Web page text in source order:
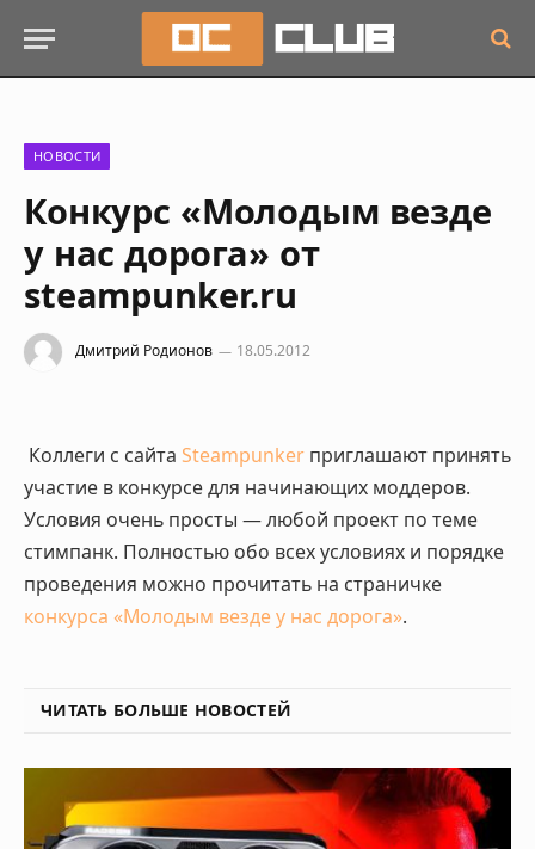
НОВОСТИ
Конкурс «Молодым везде
у нас дорога» от
steampunker.ru
Дмитрий Родионов 18.05.2012
Коллеги с сайта Steampunker приглашают принять
участие в конкурсе для начинающих моддеров.
Условия очень просты — любой проект по теме
стимпанк. Полностью обо всех условиях и порядке
проведения можно прочитать на страничке
конкурса «Молодым везде у нас дорога».
ЧИТАТЬ БОЛЬШЕ НОВОСТЕЙ